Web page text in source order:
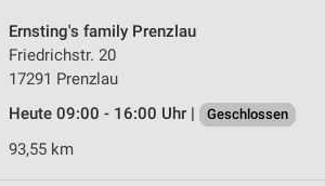
Ernsting's family Prenzlau
Friedrichstr. 20
17291 Prenzlau
Heute 09:00 - 16:00 Uhr |
Geschlossen
93,55 km